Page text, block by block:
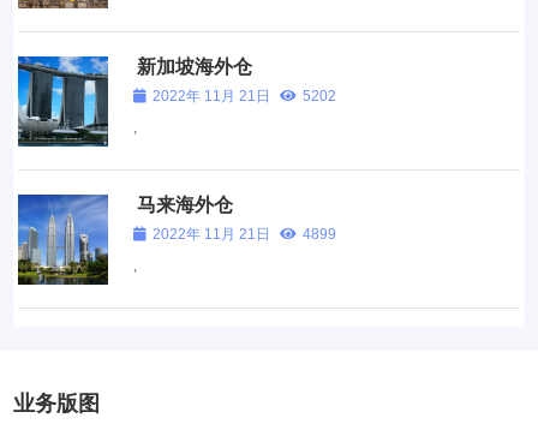
新加坡海外仓
2022年 11月 21日
5202
,
马来海外仓
2022年 11月 21日
4899
,
业务版图